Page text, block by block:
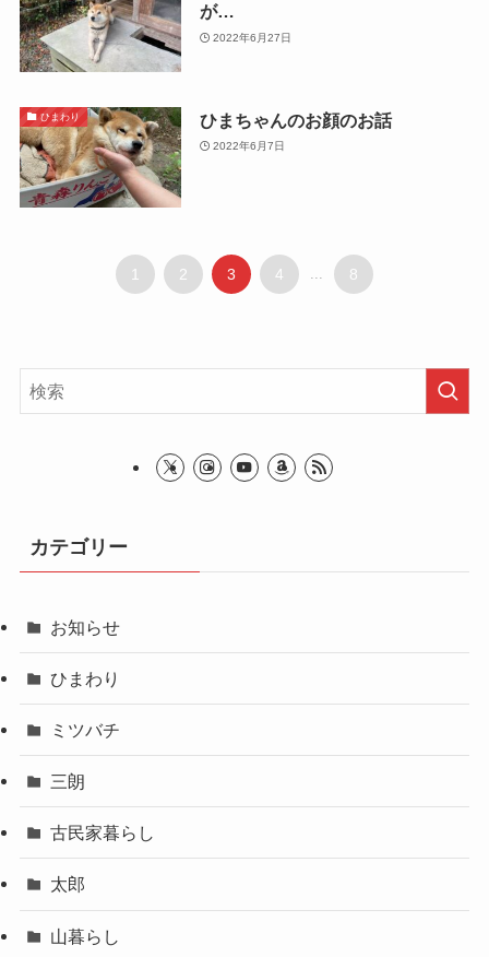
が…
2022年6月27日
ひまわり ひまちゃんのお顔のお話
2022年6月7日
1 2 3 4 8
カテゴリー
お知らせ
ひまわり
ミツバチ
三朗
古民家暮らし
太郎
山暮らし